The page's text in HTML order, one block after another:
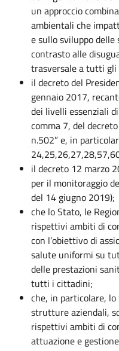
un approccio
ambientali che
e sullo sviluppo
contrasto alle
trasversale a tutti
il decreto del
gennaio 2017,
dei livelli essenziali
comma 7, del
n.502” e, in
il decreto 12 marzo
per il monitoraggio
del 14 giugno 2019);
che lo Stato, le
rispettivi ambiti di
con l’obiettivo di
salute uniformi su
delle prestazioni
tutti i cittadini;
che, in particolare,
strutture aziendali,
rispettivi ambiti di
attuazione e